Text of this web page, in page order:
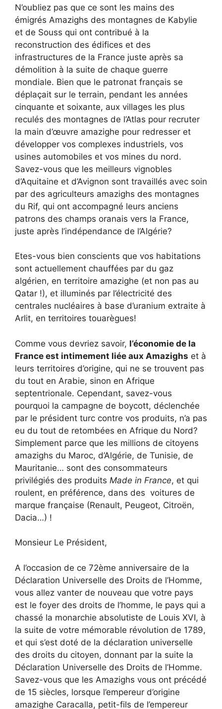
N’oubliez pas que ce sont les mains des
émigrés Amazighs des montagnes de Kabylie
et de Souss qui ont contribué à la
reconstruction des édifices et des
infrastructures de la France juste après sa
démolition à la suite de chaque guerre
mondiale. Bien que le patronat français se
déplaçait sur le terrain, pendant les années
cinquante et soixante, aux villages les plus
reculés des montagnes de l’Atlas pour recruter
la main d’œuvre amazighe pour redresser et
développer vos complexes industriels, vos
usines automobiles et vos mines du nord.
Savez-vous que les meilleurs vignobles
d’Aquitaine et d’Avignon sont travaillés avec soin
par des agriculteurs amazighs des montagnes
du Rif, qui ont accompagné leurs anciens
patrons des champs oranais vers la France,
juste après l’indépendance de l’Algérie?
Etes-vous bien conscients que vos habitations
sont actuellement chauffées par du gaz
algérien, en territoire amazighe (et non pas au
Qatar !), et illuminés par l’électricité des
centrales nucléaires à base d’uranium extraite à
Arlit, en territoires touarègues!
Comme vous devriez savoir, l’économie de la
France est intimement liée aux Amazighs et à
leurs territoires d’origine, qui ne se trouvent pas
du tout en Arabie, sinon en Afrique
septentrionale. Cependant, savez-vous
pourquoi la campagne de boycott, déclenchée
par le président turc contre vos produits, n’a pas
eu du tout de retombées en Afrique du Nord?
Simplement parce que les millions de citoyens
amazighs du Maroc, d’Algérie, de Tunisie, de
Mauritanie… sont des consommateurs
privilégiés des produits Made in France, et qui
roulent, en préférence, dans des voitures de
marque française (Renault, Peugeot, Citroën,
Dacia…) !
Monsieur Le Président,
A l’occasion de ce 72ème anniversaire de la
Déclaration Universelle des Droits de l’Homme,
vous allez vanter de nouveau que votre pays
est le foyer des droits de l’homme, le pays qui a
chassé la monarchie absolutiste de Louis XVI, à
la suite de votre mémorable révolution de 1789,
et qui s’est doté de la déclaration universelle
des droits du citoyen, donnant par la suite la
Déclaration Universelle des Droits de l’Homme.
Savez-vous que les Amazighs vous ont précédé
de 15 siècles, lorsque l’empereur d’origine
amazighe Caracalla, petit-fils de l’empereur